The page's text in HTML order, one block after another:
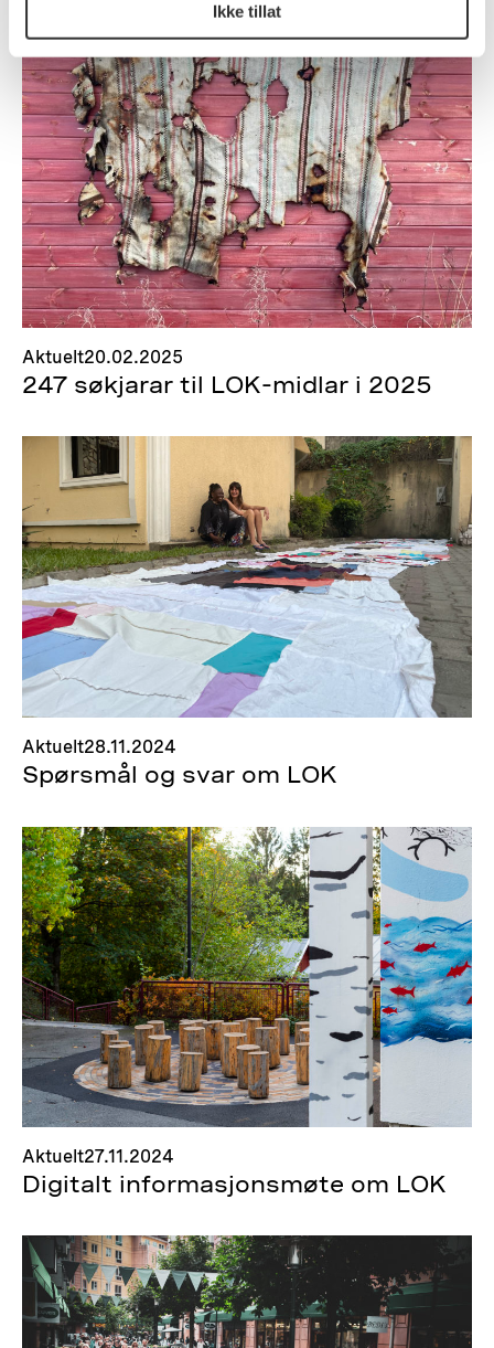
Ikke tillat
Aktuelt20.02.2025
247 søkjarar til LOK-midlar i 2025
Aktuelt28.11.2024
Spørsmål og svar om LOK
Aktuelt27.11.2024
Digitalt informasjonsmøte om LOK